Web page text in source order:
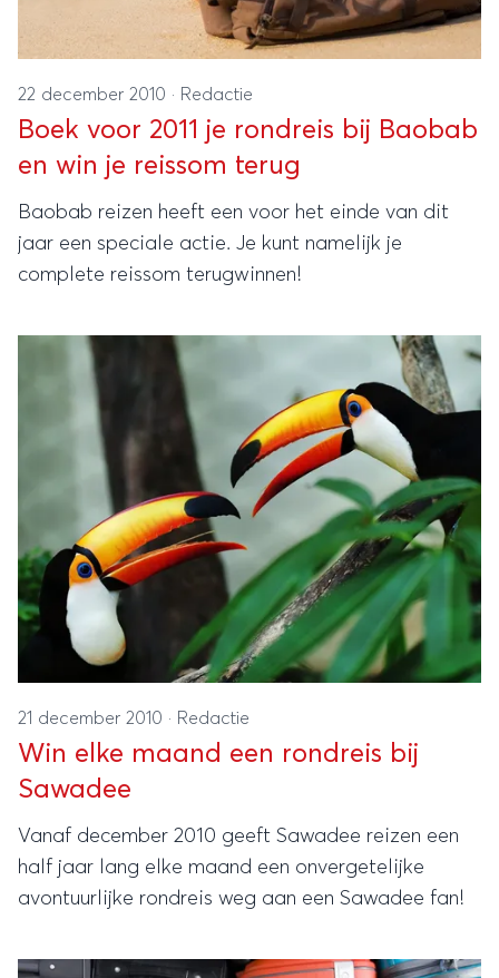
22 december 2010 · Redactie
Boek voor 2011 je rondreis bij Baobab
en win je reissom terug
Baobab reizen heeft een voor het einde van dit
jaar een speciale actie. Je kunt namelijk je
complete reissom terugwinnen!
21 december 2010 · Redactie
Win elke maand een rondreis bij
Sawadee
Vanaf december 2010 geeft Sawadee reizen een
half jaar lang elke maand een onvergetelijke
avontuurlijke rondreis weg aan een Sawadee fan!